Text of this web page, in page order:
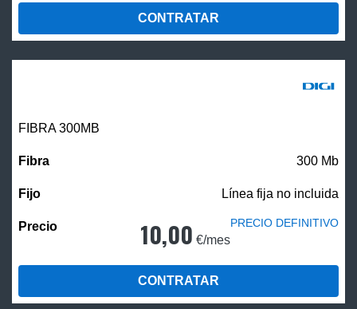
CONTRATAR
FIBRA 300MB
300 Mb
Línea fija no incluida
10,00 €/mes
PRECIO DEFINITIVO
CONTRATAR